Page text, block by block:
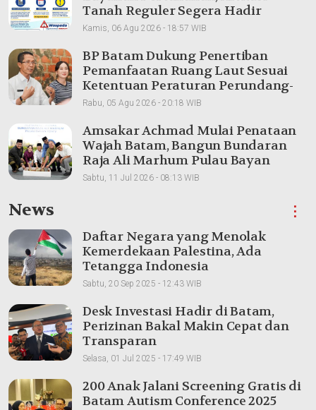
Tanah Reguler Segera Hadir
Melalui LMS
Kamis, 06 Agu 2026 - 18:57 WIB
BP Batam Dukung Penertiban
Pemanfaatan Ruang Laut Sesuai
Ketentuan Peraturan Perundang-
undangan
Rabu, 05 Agu 2026 - 20:18 WIB
Amsakar Achmad Mulai Penataan
Wajah Batam, Bangun Bundaran
Raja Ali Marhum Pulau Bayan
Sabtu, 11 Jul 2026 - 08:13 WIB
News ⋮
Daftar Negara yang Menolak
Kemerdekaan Palestina, Ada
Tetangga Indonesia
Sabtu, 20 Sep 2025 - 12:43 WIB
Desk Investasi Hadir di Batam,
Perizinan Bakal Makin Cepat dan
Transparan
Selasa, 01 Jul 2025 - 17:49 WIB
200 Anak Jalani Screening Gratis di
Batam Autism Conference 2025